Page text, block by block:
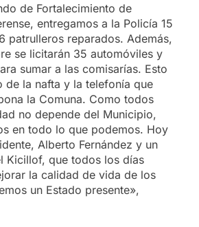
de Fortalecimiento de
entregamos a la Policía 15
patrulleros reparados. Además,
se licitarán 35 automóviles y
sumar a las comisarías. Esto
de la nafta y la telefonía que
la Comuna. Como todos
no depende del Municipio,
en todo lo que podemos. Hoy
Alberto Fernández y un
Kicillof, que todos los días
la calidad de vida de los
un Estado presente»,